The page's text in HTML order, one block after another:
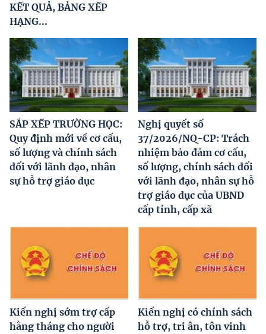
KẾT QUẢ, BẢNG XẾP
HẠNG...
SẮP XẾP TRƯỜNG HỌC:
Quy định mới về cơ cấu,
số lượng và chính sách
đối với lãnh đạo, nhân
sự hỗ trợ giáo dục
Nghị quyết số
37/2026/NQ-CP: Trách
nhiệm bảo đảm cơ cấu,
số lượng, chính sách đối
với lãnh đạo, nhân sự hỗ
trợ giáo dục của UBND
cấp tỉnh, cấp xã
Kiến nghị sớm trợ cấp
hằng tháng cho người
Kiến nghị có chính sách
hỗ trợ, tri ân, tôn vinh